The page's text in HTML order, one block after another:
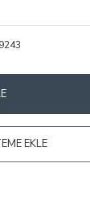
EKLE